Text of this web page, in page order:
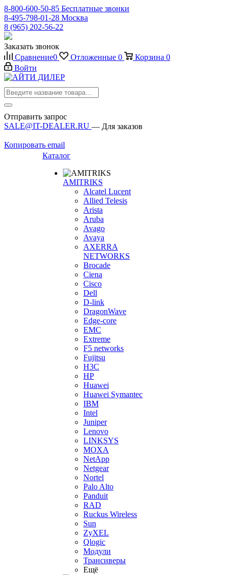
8-800-600-50-85 Бесплатные звонки
8-495-798-01-28 Москва
8 (965) 202-56-22
Заказать звонок
Сравнение0 Отложенные 0 Корзина 0
Войти
Отправить запрос
SALE@IT-DEALER.RU — Для заказов
Копировать email
Каталог
AMITRIKS
Alcatel Lucent
Allied Telesis
Arista
Aruba
Avago
Avaya
AXERRA
NETWORKS
Brocade
Ciena
Cisco
Dell
D-link
DragonWave
Edge-core
EMC
Extreme
F5 networks
Fujitsu
H3С
HP
Huawei
Huawei Symantec
IBM
Intel
Juniper
Lenovo
LINKSYS
MOXA
NetApp
Netgear
Nortel
Palo Alto
Panduit
RAD
Ruckus Wireless
Sun
ZyXEL
Qlogic
Модули
Трансиверы
Ещё